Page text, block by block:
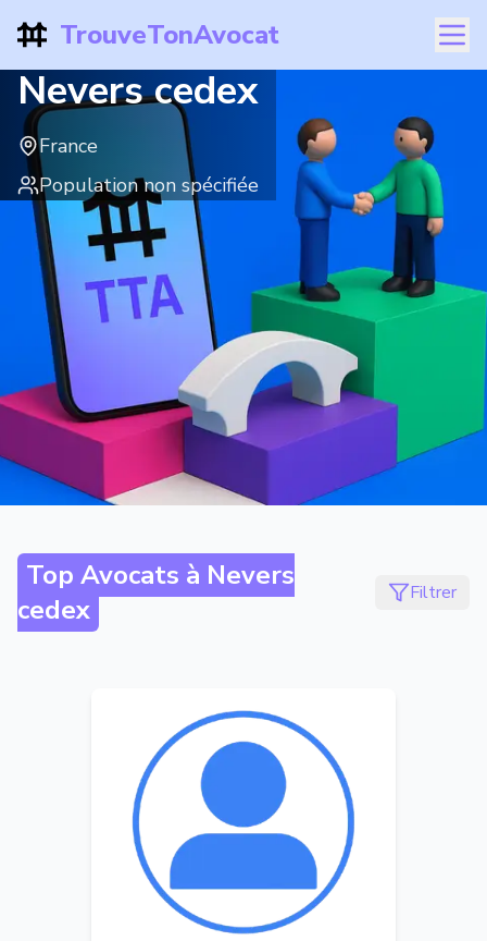
TrouveTonAvocat
Nevers cedex
France
Population non spécifiée
Top Avocats à Nevers
cedex
Filtrer